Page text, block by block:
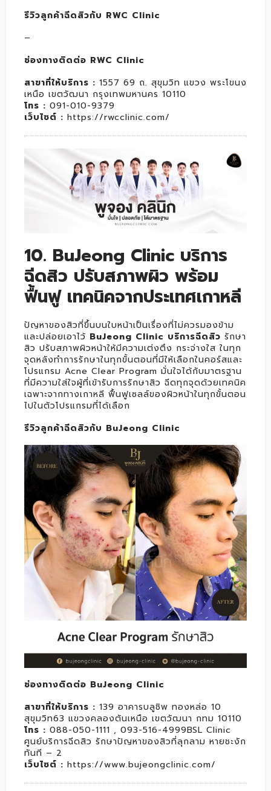
รีวิวลูกค้าฉีดสิวกับ RWC Clinic
–
ช่องทางติดต่อ RWC Clinic
สาขาที่ให้บริการ : 1557 69 ถ. สุขุมวิท แขวง พระโขนง
เหนือ เขตวัฒนา กรุงเทพมหานคร 10110
โทร : 091-010-9379
เว็บไซต์ : https://rwcclinic.com/
10. BuJeong Clinic บริการ
ฉีดสิว ปรับสภาพผิว พร้อม
ฟื้นฟู เทคนิคจากประเทศเกาหลี
ปัญหาของสิวที่ขึ้นบนใบหน้าเป็นเรื่องที่ไม่ควรมองข้าม
และปล่อยเอาไว้ BuJeong Clinic บริการฉีดสิว รักษา
สิว ปรับสภาพผิวหน้าให้มีความเต่งตึง กระจ่างใส ในทุก
จุดหลังทำการรักษาในทุกขั้นตอนที่มีให้เลือกในคอร์สและ
โปรแกรม Acne Clear Program มั่นใจได้กับมาตรฐาน
ที่มีความใส่ใจผู้ที่เข้ารับการรักษาสิว ฉีดทุกจุดด้วยเทคนิค
เฉพาะจากทางเกาหลี ฟื้นฟูเซลล์ของผิวหน้าในทุกขั้นตอน
ไปในตัวโปรแกรมที่ได้เลือก
รีวิวลูกค้าฉีดสิวกับ BuJeong Clinic
ช่องทางติดต่อ BuJeong Clinic
สาขาที่ให้บริการ : 139 อาคารบลูชิพ ทองหล่อ 10
สุขุมวิท63 แขวงคลองตันเหนือ เขตวัฒนา กทม 10110
โทร : 088-050-1111 , 093-516-4999BSL Clinic
ศูนย์บริการฉีดสิว รักษาปัญหาของสิวที่ลุกลาม หายชะงัก
ทันที – 2
เว็บไซต์ : https://www.bujeongclinic.com/